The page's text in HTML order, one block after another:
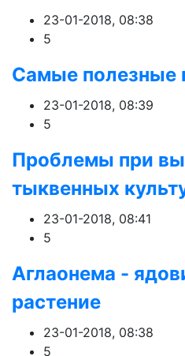
23-01-2018, 08:38
5
Самые полезные
23-01-2018, 08:39
5
Проблемы при
тыквенных
23-01-2018, 08:41
5
Аглаонема -
растение
23-01-2018, 08:38
5